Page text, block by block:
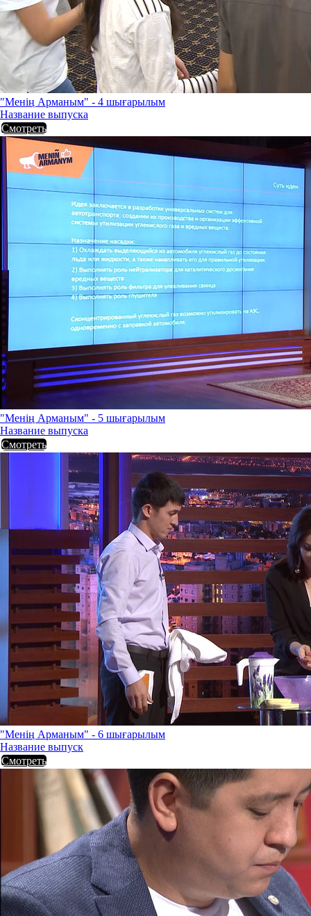
"Менің Арманым" - 4 шығарылым
Название выпуска
Смотреть
"Менің Арманым" - 5 шығарылым
Название выпуска
Смотреть
"Менің Арманым" - 6 шығарылым
Название выпуск
Смотреть